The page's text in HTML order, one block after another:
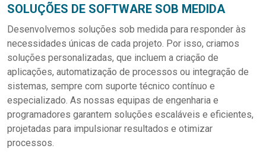
SOLUÇÕES DE SOFTWARE SOB MEDIDA
Desenvolvemos soluções sob medida para responder às
necessidades únicas de cada projeto. Por isso, criamos
soluções personalizadas, que incluem a criação de
aplicações, automatização de processos ou integração de
sistemas, sempre com suporte técnico contínuo e
especializado. As nossas equipas de engenharia e
programadores garantem soluções escaláveis e eficientes,
projetadas para impulsionar resultados e otimizar
processos.